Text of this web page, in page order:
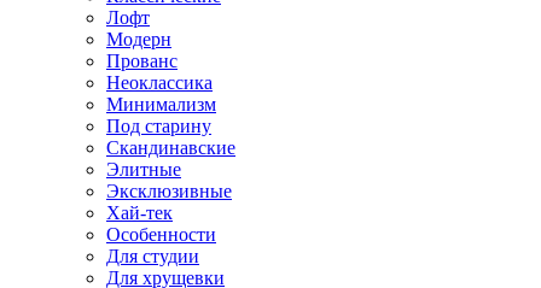
Лофт
Модерн
Прованс
Неоклассика
Минимализм
Под старину
Скандинавские
Элитные
Эксклюзивные
Хай-тек
Особенности
Для студии
Для хрущевки